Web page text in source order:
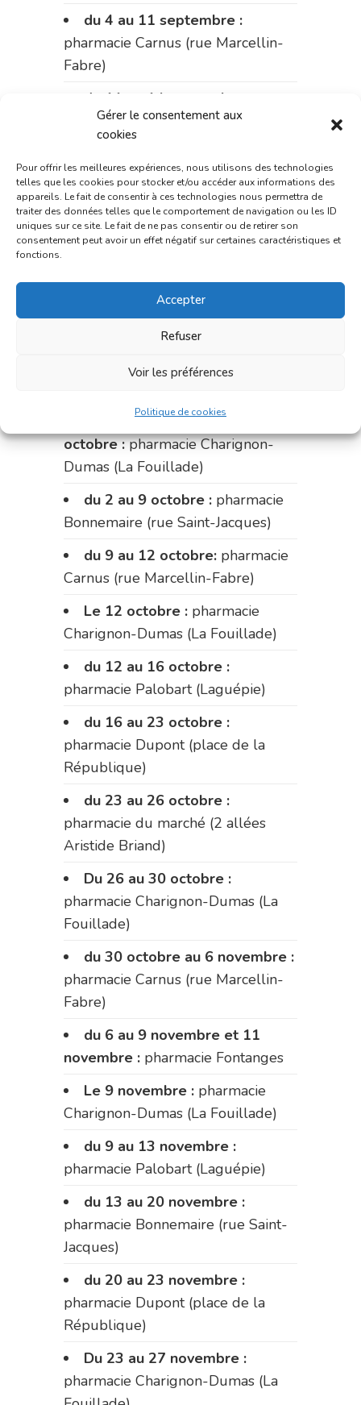
Gérer le consentement aux
cookies
Pour offrir les meilleures expériences, nous utilisons des technologies
telles que les cookies pour stocker et/ou accéder aux informations des
appareils. Le fait de consentir à ces technologies nous permettra de
traiter des données telles que le comportement de navigation ou les ID
uniques sur ce site. Le fait de ne pas consentir ou de retirer son
consentement peut avoir un effet négatif sur certaines caractéristiques et
fonctions.
Accepter
Refuser
Voir les préférences
Politique de cookies
du 4 au 11 septembre :
pharmacie Carnus (rue Marcellin-
Fabre)
du 11 au 14 septembre :
pharmacie Dupont (place de la
République)
Le 14 septembre :pharmacie
Charignon-Dumas (La Fouillade)
du 14 au 18 septembre :
du 18 au 25 septembre :
pharmacie Fontanges
du 25 au 28 septembre :
pharmacie du marché (2 allées
Du 28 septembre au 1er
octobre :pharmacie Charignon-
Dumas (La Fouillade)
du 2 au 9 octobre : pharmacie
Bonnemaire (rue Saint-Jacques)
du 9 au 12 octobre: pharmacie
Carnus (rue Marcellin-Fabre)
Le 12 octobre : pharmacie
Charignon-Dumas (La Fouillade)
du 12 au 16 octobre :
pharmacie Palobart (Laguépie)
du 16 au 23 octobre :
pharmacie Dupont (place de la
République)
du 23 au 26 octobre :
pharmacie du marché (2 allées
Aristide Briand)
Du 26 au 30 octobre :
pharmacie Charignon-Dumas (La
Fouillade)
du 30 octobre au 6 novembre :
pharmacie Carnus (rue Marcellin-
Fabre)
du 6 au 9 novembre et 11
novembre : pharmacie Fontanges
Le 9 novembre : pharmacie
Charignon-Dumas (La Fouillade)
du 9 au 13 novembre :
pharmacie Palobart (Laguépie)
du 13 au 20 novembre :
pharmacie Bonnemaire (rue Saint-
Jacques)
du 20 au 23 novembre :
pharmacie Dupont (place de la
République)
Du 23 au 27 novembre :
pharmacie Charignon-Dumas (La